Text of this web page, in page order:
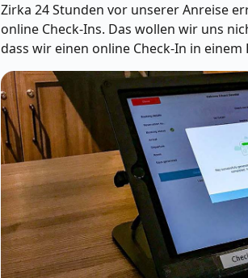
Zirka 24 Stunden vor unserer Anreise
online Check-Ins. Das wollen wir uns
dass wir einen online Check-In in